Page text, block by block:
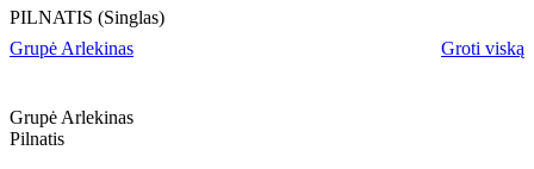
PILNATIS (Singlas)
Grupė Arlekinas
Groti viską
Grupė Arlekinas
Pilnatis